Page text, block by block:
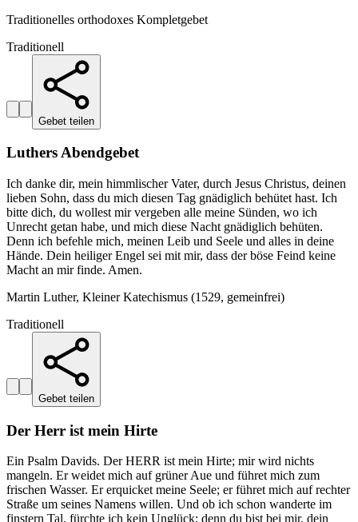
Traditionelles orthodoxes Kompletgebet
Traditionell
Gebet teilen
Luthers Abendgebet
Ich danke dir, mein himmlischer Vater, durch Jesus Christus, deinen
lieben Sohn, dass du mich diesen Tag gnädiglich behütet hast. Ich
bitte dich, du wollest mir vergeben alle meine Sünden, wo ich
Unrecht getan habe, und mich diese Nacht gnädiglich behüten.
Denn ich befehle mich, meinen Leib und Seele und alles in deine
Hände. Dein heiliger Engel sei mit mir, dass der böse Feind keine
Macht an mir finde. Amen.
Martin Luther, Kleiner Katechismus (1529, gemeinfrei)
Traditionell
Gebet teilen
Der Herr ist mein Hirte
Ein Psalm Davids. Der HERR ist mein Hirte; mir wird nichts
mangeln. Er weidet mich auf grüner Aue und führet mich zum
frischen Wasser. Er erquicket meine Seele; er führet mich auf rechter
Straße um seines Namens willen. Und ob ich schon wanderte im
finstern Tal, fürchte ich kein Unglück; denn du bist bei mir, dein